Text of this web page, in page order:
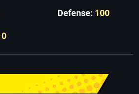
Defense: 100